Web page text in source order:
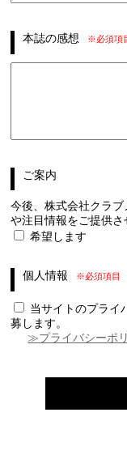
本誌の感想 ※必須項
ご案内
今後、株式会社クラ
や注目情報をご提供さ
希望します
個人情報 ※必須項目
当サイトのプライ
募します。
≫プライバシーポ